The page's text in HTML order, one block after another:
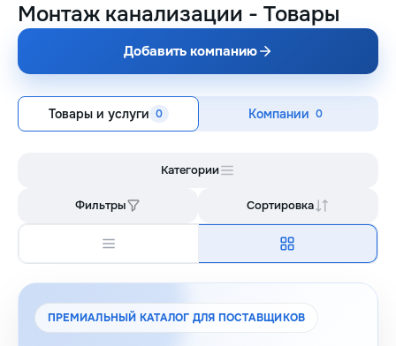
Монтаж канализации - Товары
Добавить компанию
Товары и услуги 0 Компании 0
Категории
Фильтры Сортировка
ПРЕМИАЛЬНЫЙ КАТАЛОГ ДЛЯ ПОСТАВЩИКОВ